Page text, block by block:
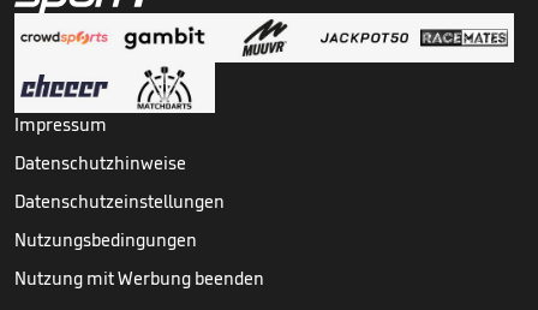
Impressum
Datenschutzhinweise
Datenschutzeinstellungen
Nutzungsbedingungen
Nutzung mit Werbung beenden